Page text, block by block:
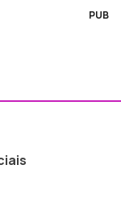
PUB
ao